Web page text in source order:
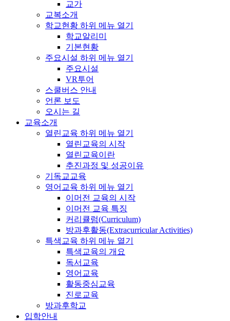
교가
교복소개
학교현황 하위 메뉴 열기
학교알리미
기본현황
주요시설 하위 메뉴 열기
주요시설
VR투어
스쿨버스 안내
언론 보도
오시는 길
교육소개
열린교육 하위 메뉴 열기
열린교육의 시작
열린교육이란
추진과정 및 성공이유
기독교교육
영어교육 하위 메뉴 열기
이머전 교육의 시작
이머전 교육 특징
커리큘럼(Curriculum)
방과후활동(Extracurricular Activities)
특색교육 하위 메뉴 열기
특색교육의 개요
독서교육
영어교육
활동중심교육
진로교육
방과후학교
입학안내